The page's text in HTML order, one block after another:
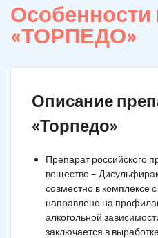
Особенности
«ТОРПЕДО»
Описание
«Торпедо»
Препарат российского
вещество –
совместно в комплексе
направлено на
алкогольной
заключается в